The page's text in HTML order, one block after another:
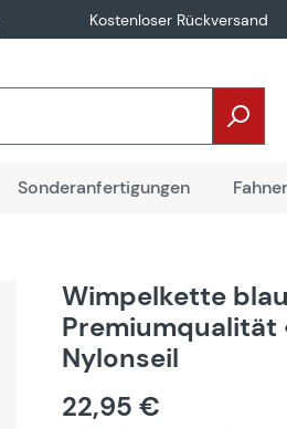
Kostenloser Rückversand
Sonderanfertigungen
Wimpelkette
Nylonseil
22,95 €